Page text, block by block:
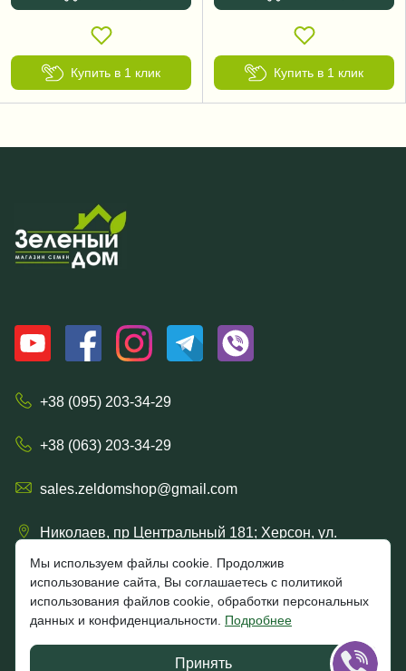
Купить в 1 клик Купить в 1 клик
+38 (095) 203-34-29
+38 (063) 203-34-29
sales.zeldomshop@gmail.com
Николаев, пр Центральный 181; Херсон, ул.
4.7★★★★★
★★★★★
Мы используем файлы cookie. Продолжив
использование сайта, Вы соглашаетесь с политикой
использования файлов cookie, обработки персональных
данных и конфиденциальности.
Подробнее
Принять